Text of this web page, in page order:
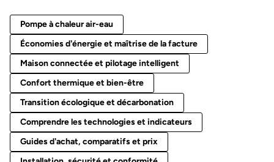
Pompe à chaleur air-eau
Économies d'énergie et maîtrise de la facture
Maison connectée et pilotage intelligent
Confort thermique et bien-être
Transition écologique et décarbonation
Comprendre les technologies et indicateurs
Guides d'achat, comparatifs et prix